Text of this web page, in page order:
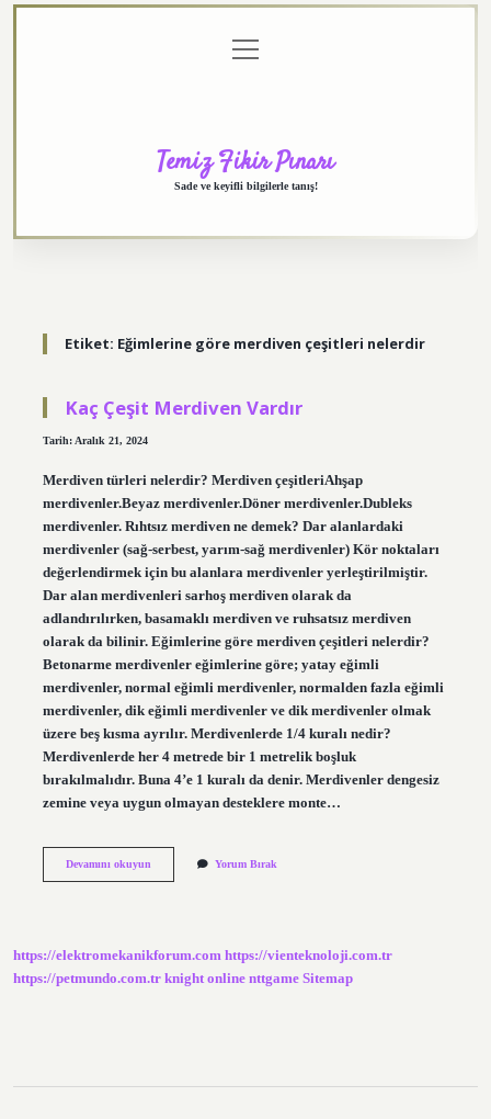
menüyü
aç
Temiz Fikir Pınarı
Sade ve keyifli bilgilerle tanış!
Etiket: Eğimlerine göre merdiven çeşitleri nelerdir
Kaç Çeşit Merdiven Vardır
Tarih: Aralık 21, 2024
Merdiven türleri nelerdir? Merdiven çeşitleriAhşap
merdivenler.Beyaz merdivenler.Döner merdivenler.Dubleks
merdivenler. Rıhtsız merdiven ne demek? Dar alanlardaki
merdivenler (sağ-serbest, yarım-sağ merdivenler) Kör noktaları
değerlendirmek için bu alanlara merdivenler yerleştirilmiştir.
Dar alan merdivenleri sarhoş merdiven olarak da
adlandırılırken, basamaklı merdiven ve ruhsatsız merdiven
olarak da bilinir. Eğimlerine göre merdiven çeşitleri nelerdir?
Betonarme merdivenler eğimlerine göre; yatay eğimli
merdivenler, normal eğimli merdivenler, normalden fazla eğimli
merdivenler, dik eğimli merdivenler ve dik merdivenler olmak
üzere beş kısma ayrılır. Merdivenlerde 1/4 kuralı nedir?
Merdivenlerde her 4 metrede bir 1 metrelik boşluk
bırakılmalıdır. Buna 4’e 1 kuralı da denir. Merdivenler dengesiz
zemine veya uygun olmayan desteklere monte…
Devamını okuyunKaç
Yorum Bırak
https://elektromekanikforum.com https://vienteknoloji.com.tr
https://petmundo.com.tr knight online nttgame Sitemap